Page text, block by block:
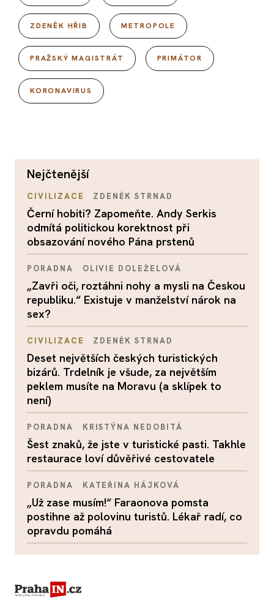
ZDENĚK HŘIB METROPOLE
PRAŽSKÝ MAGISTRÁT PRIMÁTOR
KORONAVIRUS
nejčtenější
CIVILIZACE ZDENĚK STRNAD
Černí hobiti? Zapomeňte. Andy Serkis
odmítá politickou korektnost při
obsazování nového Pána prstenů
PORADNA OLIVIE DOLEŽELOVÁ
„Zavři oči, roztáhni nohy a mysli na Českou
republiku.“ Existuje v manželství nárok na
sex?
CIVILIZACE ZDENĚK STRNAD
Deset největších českých turistických
bizárů. Trdelník je všude, za největším
peklem musíte na Moravu (a sklípek to
není)
PORADNA KRISTÝNA NEDOBITÁ
Šest znaků, že jste v turistické pasti. Takhle
restaurace loví důvěřivé cestovatele
PORADNA KATEŘINA HÁJKOVÁ
„Už zase musím!“ Faraonova pomsta
postihne až polovinu turistů. Lékař radí, co
opravdu pomáhá